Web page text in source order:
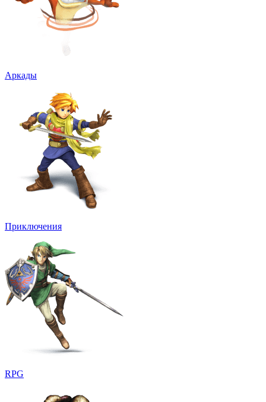
Аркады
Приключения
RPG